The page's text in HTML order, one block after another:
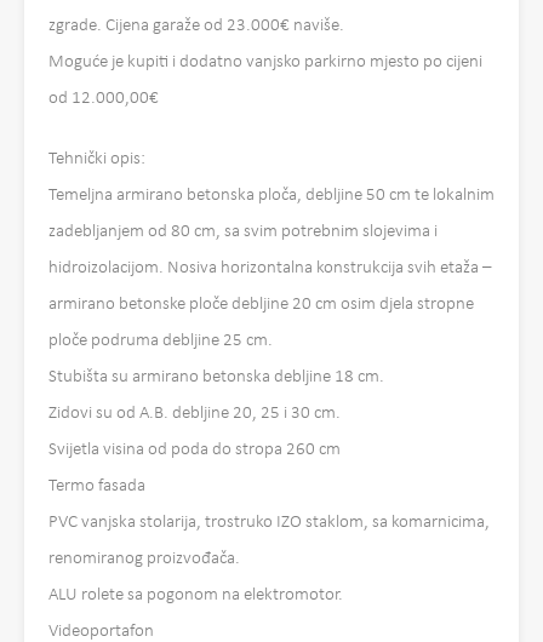
zgrade. Cijena garaže od 23.000€ naviše.
Moguće je kupiti i dodatno vanjsko parkirno mjesto po cijeni
od 12.000,00€
Tehnički opis:
Temeljna armirano betonska ploča, debljine 50 cm te lokalnim
zadebljanjem od 80 cm, sa svim potrebnim slojevima i
hidroizolacijom. Nosiva horizontalna konstrukcija svih etaža –
armirano betonske ploče debljine 20 cm osim djela stropne
ploče podruma debljine 25 cm.
Stubišta su armirano betonska debljine 18 cm.
Zidovi su od A.B. debljine 20, 25 i 30 cm.
Svijetla visina od poda do stropa 260 cm
Termo fasada
PVC vanjska stolarija, trostruko IZO staklom, sa komarnicima,
renomiranog proizvođača.
ALU rolete sa pogonom na elektromotor.
Videoportafon